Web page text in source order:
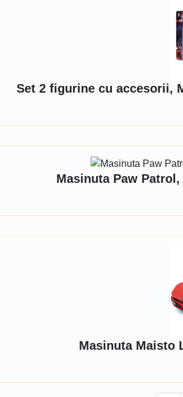
Set 2 figurine cu accesorii,
Masinuta Paw
Masinuta Maisto